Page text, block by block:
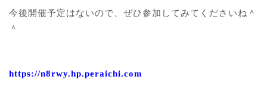
今後開催予定はないので、ぜひ参加してみてくださいね＾
＾
https://n8rwy.hp.peraichi.com